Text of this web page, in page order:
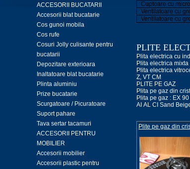
ACCESORII BUCATARII
Accesorii blat bucatarie
Cos gunoi mobila
Cos rufe
Cosuri Jolly culisante pentru
bucatarii
Depozitare exterioara
Inaltatoare blat bucatarie
Plinta aluminiu
Prize bucatarie
Scurgatoare / Picuratoare
Suport pahare
Tava sertar tacamuri
ACCESORII PENTRU
MOBILIER
Accesorii mobilier
Accesorii plastic pentru
Cuptoare cu
Ventilatoare cu
Ventilatoare cu
PLITE
Plita electrica cu
Plita electrica
Plita electrica
Z, VT CM
PLITE PE GAZ
Plita pe gaz din
Plita pe gaz : EX
AI AL CI Sand
Plite pe gaz din